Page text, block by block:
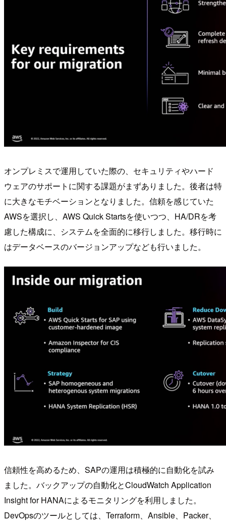
オンプレミスで運用していた際の、セキュリティやハード
ウェアのサポートに関する課題がまずありました。後者は特
に大きなモチベーションとなりました。信頼を感じていた
AWSを選択し、AWS Quick Startsを使いつつ、HA/DRを考
慮した構成に、システムを全面的に移行しました。移行時に
はデータベースのバージョンアップなども行いました。
信頼性を高めるため、SAPの運用は積極的に自動化を試み
ました。バックアップの自動化とCloudWatch Application
Insight for HANAによるモニタリングを利用しました。
DevOpsのツールとしては、Terraform、Ansible、Packer、